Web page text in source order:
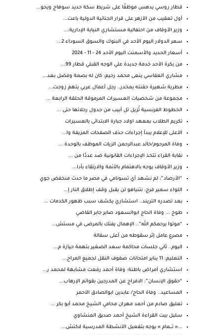
قطار روسي يدهس موظفًا على شريط سكة حديد سوهاج ويحو...
أول تعقيب من الأزهر على قرار الجنائية الدولية باعت...
وزير الأوقاف من احتفالية مستشاري النيابة الإدارية:...
سعر الدولار اليوم الأحد في البنوك والسوق السوداء 2...
أسعار الحديد والأسمنت اليوم الأحد 24 - 11 - 2024
من بكرة الأحد خدمة جديدة علي الوجه القبلي قطار 99...
مشاري العفاسي ينعى محمد رحيم: كان له بصمة وفضل بعد...
مطربة شهيرة حقنته بمخدر.. رجل أعمال عربي يتهم زوجت...
مجموعة من شخصيات العسيرات المرموقة الحلقة الرابعة ...
الخطوط الفرنسية تُزيل تل أبيب من جدول رحلاتها حتى ...
تكريم الطلاب بمعهد اولاد جبارة الابتدائى بالعسيرات
الأعلى للإعلام يبدأ إجراءات حذف الصفحات المزيفة وا...
وفاة المرحوم/خالد عبدالرحمن الزيات الموظف بالوحدة ...
نقابة القراء تتخذ الإجراءات القانونية ضد عددًا من ...
وزير الأوقاف يوجه بالاهتمام بالأئمة والارتقاء بأدا...
“الأرصاد”: لم نشهد أي تسونامي في مصر ما حدث منخفض جوي
اللواء سمير فرج: نتنياهو لن يقبل وقف إطلاق النار إ...
بعد تصدره التريند.. استشاري يكشف سبب ظهور الكدمات ...
طوخ ... وفاة الحاج ابوالسعود صابر جابر القاضي
“موتوا يرحمكم الله”.. الإهمال يفتك بالمرضى في مستش...
مصرع عامل إثر سقوطه من أعلى سقالة
اليوم.. ثاني جلسات محاكمة سعد الصغير بتهمة حيازة م...
التعليم: 11 يناير امتحانات صفوف النقل لجميع المراح...
استشاري أمراض باطنة: وفاة أحمد رفعت مشابهة لمحمد ر...
“حقوق الإنسان”: الافراج عن المدرجين بقوائم الإرهاب...
المساعيد.. وفاة الحاج/ عابدين ابوالصادق الأحمر
تعليق صادم من أحمد مهران محامي الشيخ محمد أبو بكر ...
سليل بيت القراءة الشيخ أحمد صديق المنشاوي
...« تــــمام » يوجه بتفعيل الأنشطة المدرسية لاكتش...